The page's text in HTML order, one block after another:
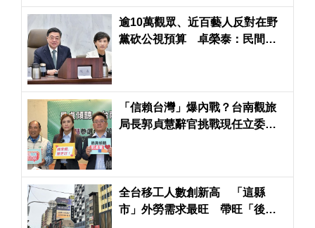
逾10萬觀眾、近百藝人反對在野
黨砍公視預算 卓榮泰：民間希
「信賴台灣」爆內戰？台南觀旅
局長郭貞慧辭官挑戰現任立委賴
全台移工人數創新高 「這縣
市」外勞需求最旺 帶旺「後站